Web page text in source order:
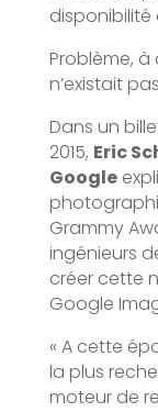
Problème,
n’existait
Dans un
2015, Eric
Google
Grammy
ingénieurs
créer cette
Google
« A cette
la plus
moteur de